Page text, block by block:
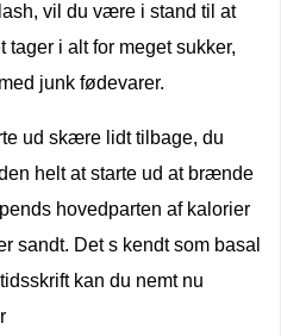
vil du være i stand til at
i alt for meget sukker,
junk fødevarer.
ud skære lidt tilbage, du
helt at starte ud at brænde
hovedparten af ​​kalorier
sandt. Det s kendt som basal
kan du nemt nu